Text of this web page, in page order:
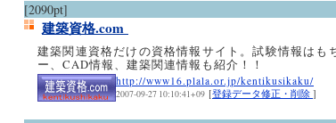
[2090pt]
建築資格.com
建築関連資格だけの資格情報サイト。試験情報はも
ー、CAD情報、建築関連情報も紹介！！
http://www16.plala.or.jp/kentikusikaku/
2007-09-27 10:10:41+09 [登録データ修正・削除 ]